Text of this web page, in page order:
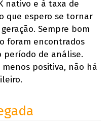
nativo e à taxa de
que espero se tornar
Sempre bom
foram encontrados
período de análise.
positiva, não há